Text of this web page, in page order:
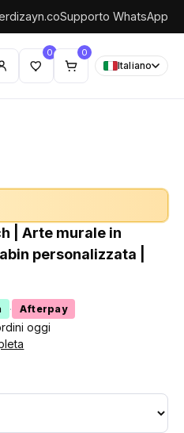
Supporto WhatsApp
0 0
Italiano
| Arte murale in
personalizzata |
· Afterpay
oggi